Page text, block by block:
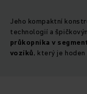
Jeho kompaktní
technologií a
průkopníka v
vozíků, který je